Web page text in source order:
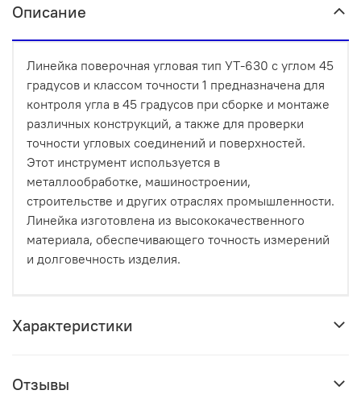
Описание
Линейка поверочная угловая тип УТ-630 с углом 45
градусов и классом точности 1 предназначена для
контроля угла в 45 градусов при сборке и монтаже
различных конструкций, а также для проверки
точности угловых соединений и поверхностей.
Этот инструмент используется в
металлообработке, машиностроении,
строительстве и других отраслях промышленности.
Линейка изготовлена из высококачественного
материала, обеспечивающего точность измерений
и долговечность изделия.
Характеристики
Отзывы